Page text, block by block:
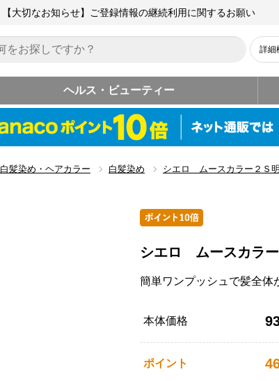
【大切なお知らせ】ご登録情報の継続利用に関するお願い
詳細
ヘルス・ビューティー
白髪染め・ヘアカラー 白髪染め シエロ ムースカラー２Ｓ
シエロ ムースカラー
簡単ワンプッシュで髪全体
本体価格
ポイント